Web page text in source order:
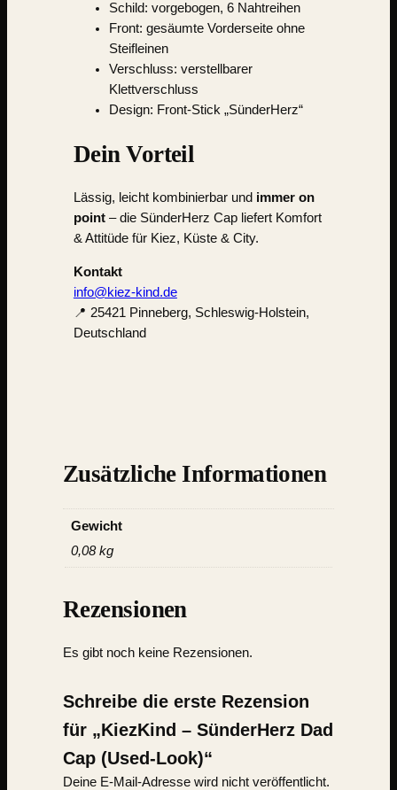
Schild: vorgebogen, 6 Nahtreihen
Front: gesäumte Vorderseite ohne
Steifleinen
Verschluss: verstellbarer
Klettverschluss
Design: Front-Stick „SünderHerz“
Dein Vorteil
Lässig, leicht kombinierbar und immer on
point– die SünderHerz Cap liefert Komfort
& Attitüde für Kiez, Küste & City.
Kontakt
info@kiez-kind.de
📍 25421 Pinneberg, Schleswig-Holstein,
Deutschland
Zusätzliche Informationen
Gewicht
0,08 kg
Rezensionen
Es gibt noch keine Rezensionen.
Schreibe die erste Rezension
für „KiezKind – SünderHerz Dad
Cap (Used-Look)“
Deine E-Mail-Adresse wird nicht veröffentlicht.